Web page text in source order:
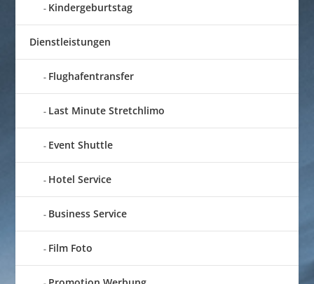
Kindergeburtstag
Dienstleistungen
Flughafentransfer
Last Minute Stretchlimo
Event Shuttle
Hotel Service
Business Service
Film Foto